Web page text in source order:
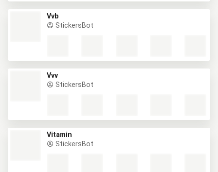
Vvb
StickersBot
Vvv
StickersBot
Vitamin
StickersBot